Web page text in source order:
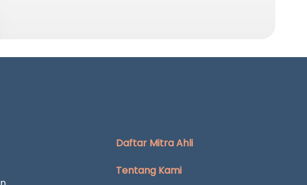
Daftar Mitra Ahli
Tentang Kami